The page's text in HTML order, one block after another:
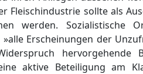
Fleischindustrie sollte als
werden. Sozialistische
Erscheinungen der
hervorgehende
aktive Beteiligung am